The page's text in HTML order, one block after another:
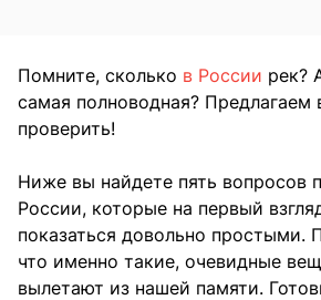
Помните, сколько в России рек?
самая полноводная? Предлагаем
проверить!
Ниже вы найдете пять вопросов
России, которые на первый
показаться довольно простыми.
что именно такие, очевидные
вылетают из нашей памяти.